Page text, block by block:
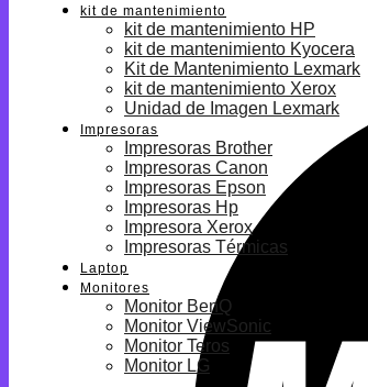
kit de mantenimiento
kit de mantenimiento HP
kit de mantenimiento Kyocera
Kit de Mantenimiento Lexmark
kit de mantenimiento Xerox
Unidad de Imagen Lexmark
Impresoras
Impresoras Brother
Impresoras Canon
Impresoras Epson
Impresoras Hp
Impresora Xerox
Impresoras Térmicas
Laptop
Monitores
Monitor BenQ
Monitor ViewSonic
Monitor Teros
Monitor LG